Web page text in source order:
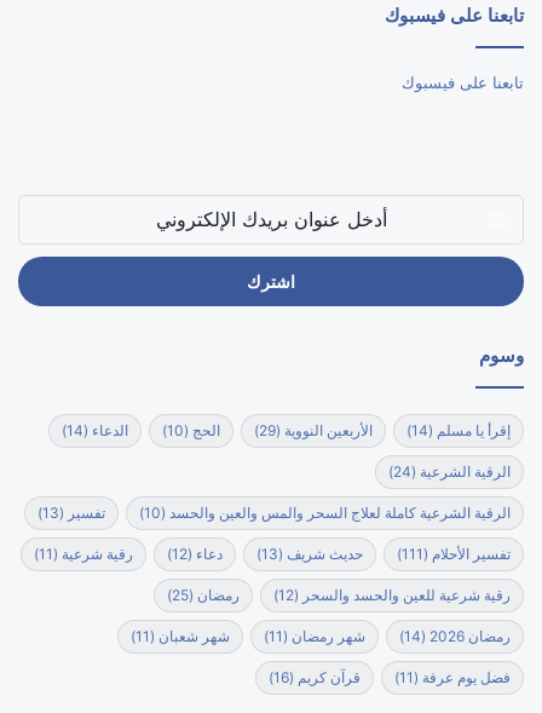
تابعنا على فيسبوك
تابعنا على فيسبوك
بريدك
الإلكتروني
وسوم
إقرأ يا مسلم (14) الأربعين النووية (29) الحج (10) الدعاء (14)
الرقية الشرعية (24)
الرقية الشرعية كاملة لعلاج السحر والمس والعين والحسد (10) تفسير (13)
تفسير الأحلام (111) حديث شريف (13) دعاء (12) رقية شرعية (11)
رقية شرعية للعين والحسد والسحر (12) رمضان (25)
رمضان 2026 (14) شهر رمضان (11) شهر شعبان (11)
فضل يوم عرفة (11) قرآن كريم (16)